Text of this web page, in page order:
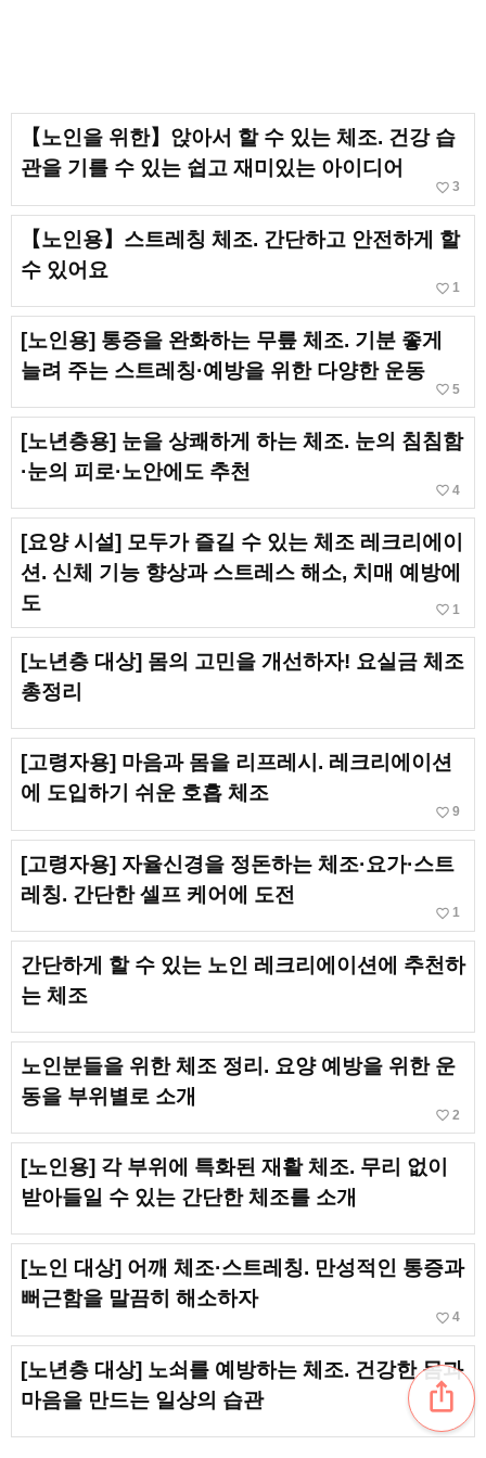
【노인을 위한】앉아서 할 수 있는 체조. 건강 습
관을 기를 수 있는 쉽고 재미있는 아이디어
favorite_border 3
【노인용】스트레칭 체조. 간단하고 안전하게 할
수 있어요
favorite_border 1
[노인용] 통증을 완화하는 무릎 체조. 기분 좋게
늘려 주는 스트레칭·예방을 위한 다양한 운동
favorite_border 5
[노년층용] 눈을 상쾌하게 하는 체조. 눈의 침침함
·눈의 피로·노안에도 추천
favorite_border 4
[요양 시설] 모두가 즐길 수 있는 체조 레크리에이
션. 신체 기능 향상과 스트레스 해소, 치매 예방에
도
favorite_border 1
[노년층 대상] 몸의 고민을 개선하자! 요실금 체조
총정리
[고령자용] 마음과 몸을 리프레시. 레크리에이션
에 도입하기 쉬운 호흡 체조
favorite_border 9
[고령자용] 자율신경을 정돈하는 체조·요가·스트
레칭. 간단한 셀프 케어에 도전
favorite_border 1
간단하게 할 수 있는 노인 레크리에이션에 추천하
는 체조
노인분들을 위한 체조 정리. 요양 예방을 위한 운
동을 부위별로 소개
favorite_border 2
[노인용] 각 부위에 특화된 재활 체조. 무리 없이
받아들일 수 있는 간단한 체조를 소개
[노인 대상] 어깨 체조·스트레칭. 만성적인 통증과
뻐근함을 말끔히 해소하자
favorite_border 4
[노년층 대상] 노쇠를 예방하는 체조. 건강한 몸과
마음을 만드는 일상의 습관
ios_share